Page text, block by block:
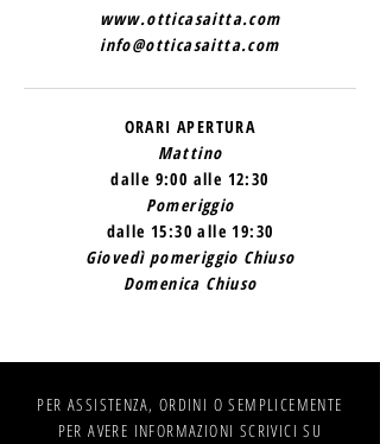
www.otticasaitta.com
info@otticasaitta.com
ORARI APERTURA
Mattino
dalle 9:00 alle 12:30
Pomeriggio
dalle 15:30 alle 19:30
Giovedì pomeriggio Chiuso
Domenica Chiuso
PER ASSISTENZA, ORDINI O SEMPLICEMENTE
PER AVERE INFORMAZIONI SCRIVICI SU